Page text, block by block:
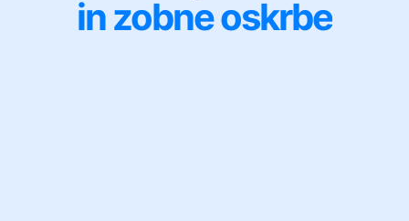
in zobne oskrbe